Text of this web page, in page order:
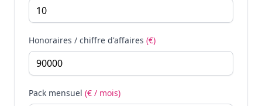
Honoraires / chiffre d'affaires (€)
Pack mensuel (€ / mois)